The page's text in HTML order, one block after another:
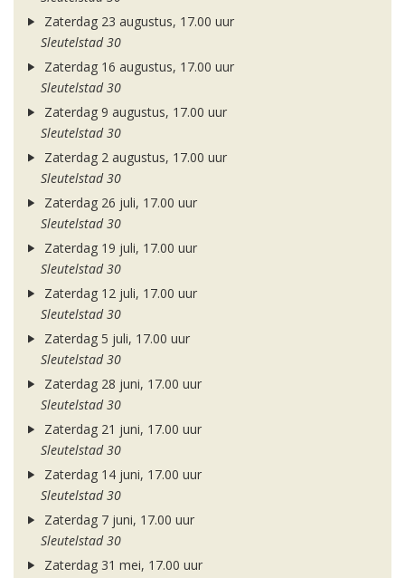
Zaterdag 23 augustus, 17.00 uur
Sleutelstad 30
Zaterdag 16 augustus, 17.00 uur
Sleutelstad 30
Zaterdag 9 augustus, 17.00 uur
Sleutelstad 30
Zaterdag 2 augustus, 17.00 uur
Sleutelstad 30
Zaterdag 26 juli, 17.00 uur
Sleutelstad 30
Zaterdag 19 juli, 17.00 uur
Sleutelstad 30
Zaterdag 12 juli, 17.00 uur
Sleutelstad 30
Zaterdag 5 juli, 17.00 uur
Sleutelstad 30
Zaterdag 28 juni, 17.00 uur
Sleutelstad 30
Zaterdag 21 juni, 17.00 uur
Sleutelstad 30
Zaterdag 14 juni, 17.00 uur
Sleutelstad 30
Zaterdag 7 juni, 17.00 uur
Sleutelstad 30
Zaterdag 31 mei, 17.00 uur